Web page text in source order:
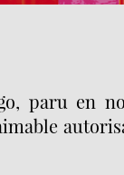
paru en